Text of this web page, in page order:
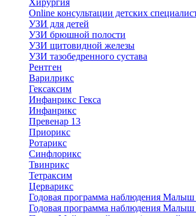
Хирургия
Online консультации детских
УЗИ для детей
УЗИ брюшной полости
УЗИ щитовидной железы
УЗИ тазобедренного сустава
Рентген
Варилрикс
Гексаксим
Инфанрикс Гекса
Инфанрикс
Превенар 13
Приорикс
Ротарикс
Синфлорикс
Твинрикс
Тетраксим
Церварикс
Годовая программа наблюдения Малыш
Годовая программа наблюдения